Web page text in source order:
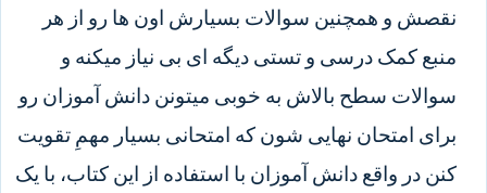
نقصش و همچنین سوالات بسیارش اون ها رو از هر
منبع کمک درسی و تستی دیگه ای بی نیاز میکنه و
سوالات سطح بالاش به خوبی میتونن دانش آموزان رو
برای امتحان نهایی شون که امتحانی بسیار مهمِ تقویت
کنن در واقع دانش آموزان با استفاده از این کتاب، با یک